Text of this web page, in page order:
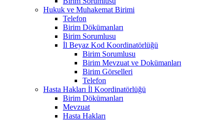
Hukuk ve Muhakemat Birimi
Telefon
Birim Dökümanları
Birim Sorumlusu
İl Beyaz Kod Koordinatörlüğü
Birim Sorumlusu
Birim Mevzuat ve Dokümanları
Birim Görselleri
Telefon
Hasta Hakları İl Koordinatörlüğü
Birim Dökümanları
Mevzuat
Hasta Hakları